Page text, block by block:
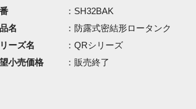
：SH32BAK
名
：防露式密結形ロータンク
ーズ名
：QRシリーズ
小売価格
：販売終了